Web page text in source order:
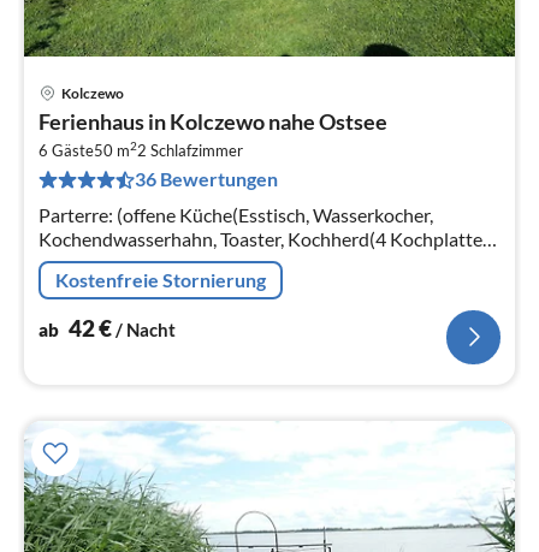
Kolczewo
Ferienhaus in Kolczewo nahe Ostsee
6 Gäste50 m22 Schlafzimmer
36 Bewertungen
Parterre: (offene Küche(Esstisch, Wasserkocher,
Kochendwasserhahn, Toaster, Kochherd(4 Kochplatten,
elektrisch), Dunstabzugshaube, Espressomaschine,
Kühl-/Gefrierkombination)
Kostenfreie Stornierung
ab 42€ / Nacht